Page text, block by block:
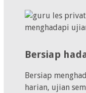
Bersiap
Bersiap
harian, ujian